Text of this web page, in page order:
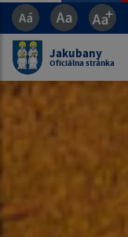
Jakubany
Oficiálna stránka